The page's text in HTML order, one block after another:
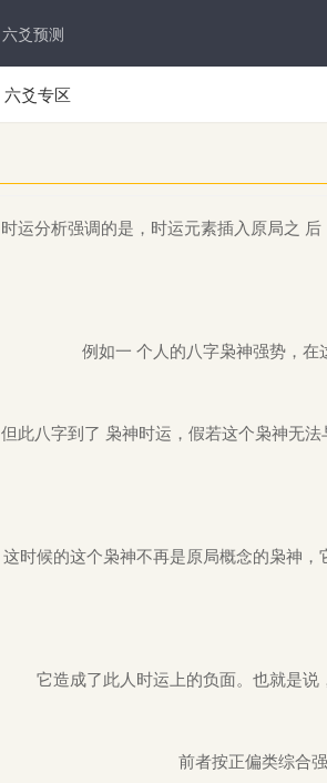
六爻预测
六爻专区
时运分析强调的是，时运元素插入原局之
例如一 个人的八字枭神强势，
但此八字到了 枭神时运，假若这个枭神无
这时候的这个枭神不再是原局概念的枭神
它造成了此人时运上的负面。也就是说
前者按正偏类综合